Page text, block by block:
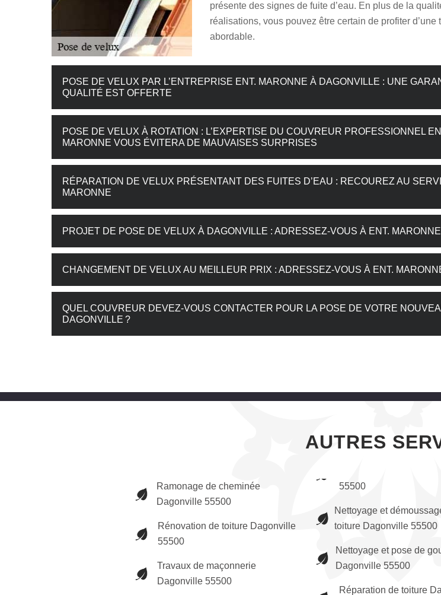
présente des signes de fuite d’eau. En plus de la
réalisations, vous pouvez être certain de profiter d’une
abordable.
POSE DE VELUX PAR L’ENTREPRISE ENT. MARONNE À DAGONVILLE : UNE
QUALITÉ EST OFFERTE
POSE DE VELUX À ROTATION : L’EXPERTISE DU COUVREUR PROFESSIONNEL
MARONNE VOUS ÉVITERA DE MAUVAISES SURPRISES
RÉPARATION DE VELUX PRÉSENTANT DES FUITES D’EAU : RECOUREZ AU
MARONNE
PROJET DE POSE DE VELUX À DAGONVILLE : ADRESSEZ-VOUS À ENT. MARONNE
CHANGEMENT DE VELUX AU MEILLEUR PRIX : ADRESSEZ-VOUS À ENT.
QUEL COUVREUR DEVEZ-VOUS CONTACTER POUR LA POSE DE VOTRE
DAGONVILLE ?
AUTRES
Ramonage de cheminée
Dagonville 55500
Rénovation de toiture Dagonville
55500
Travaux de maçonnerie
Dagonville 55500
55500
Nettoyage et
toiture Dagonville 55500
Nettoyage et pose de
Dagonville 55500
Réparation de toiture